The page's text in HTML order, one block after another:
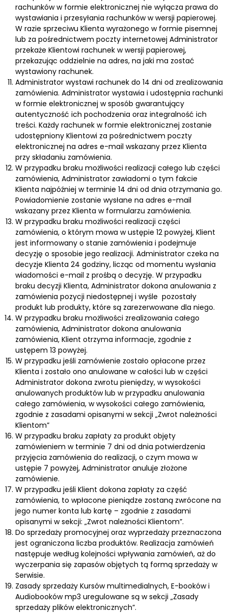
rachunków w formie elektronicznej nie wyłącza prawa do
wystawiania i przesyłania rachunków w wersji papierowej.
W razie sprzeciwu Klienta wyrażonego w formie pisemnej
lub za pośrednictwem poczty internetowej Administrator
przekaże Klientowi rachunek w wersji papierowej,
przekazując oddzielnie na adres, na jaki ma zostać
wystawiony rachunek.
Administrator wystawi rachunek do 14 dni od zrealizowania
zamówienia. Administrator wystawia i udostępnia rachunki
w formie elektronicznej w sposób gwarantujący
autentyczność ich pochodzenia oraz integralność ich
treści. Każdy rachunek w formie elektronicznej zostanie
udostępniony Klientowi za pośrednictwem poczty
elektronicznej na adres e-mail wskazany przez Klienta
przy składaniu zamówienia.
W przypadku braku możliwości realizacji całego lub części
zamówienia, Administrator zawiadomi o tym fakcie
Klienta najpóźniej w terminie 14 dni od dnia otrzymania go.
Powiadomienie zostanie wysłane na adres e-mail
wskazany przez Klienta w formularzu zamówienia.
W przypadku braku możliwości realizacji części
zamówienia, o którym mowa w ustępie 12 powyżej, Klient
jest informowany o stanie zamówienia i podejmuje
decyzję o sposobie jego realizacji. Administrator czeka na
decyzje Klienta 24 godziny, licząc od momentu wysłania
wiadomości e-mail z prośbą o decyzję. W przypadku
braku decyzji Klienta, Administrator dokona anulowania z
zamówienia pozycji niedostępnej i wyśle pozostały
produkt lub produkty, które są zarezerwowane dla niego.
W przypadku braku możliwości zrealizowania całego
zamówienia, Administrator dokona anulowania
zamówienia, Klient otrzyma informacje, zgodnie z
ustępem 13 powyżej.
W przypadku jeśli zamówienie zostało opłacone przez
Klienta i zostało ono anulowane w całości lub w części
Administrator dokona zwrotu pieniędzy, w wysokości
anulowanych produktów lub w przypadku anulowania
całego zamówienia, w wysokości całego zamówienia,
zgodnie z zasadami opisanymi w sekcji „Zwrot należności
Klientom”
W przypadku braku zapłaty za produkt objęty
zamówieniem w terminie 7 dni od dnia potwierdzenia
przyjęcia zamówienia do realizacji, o czym mowa w
ustępie 7 powyżej, Administrator anuluje złożone
zamówienie.
W przypadku jeśli Klient dokona zapłaty za część
zamówienia, to wpłacone pieniądze zostaną zwrócone na
jego numer konta lub kartę – zgodnie z zasadami
opisanymi w sekcji: „Zwrot należności Klientom”.
Do sprzedaży promocyjnej oraz wyprzedaży przeznaczona
jest ograniczona liczba produktów. Realizacja zamówień
następuje według kolejności wpływania zamówień, aż do
wyczerpania się zapasów objętych tą formą sprzedaży w
Serwisie.
Zasady sprzedaży Kursów multimedialnych, E-booków i
Audiobooków mp3 uregulowane są w sekcji „Zasady
sprzedaży plików elektronicznych”.